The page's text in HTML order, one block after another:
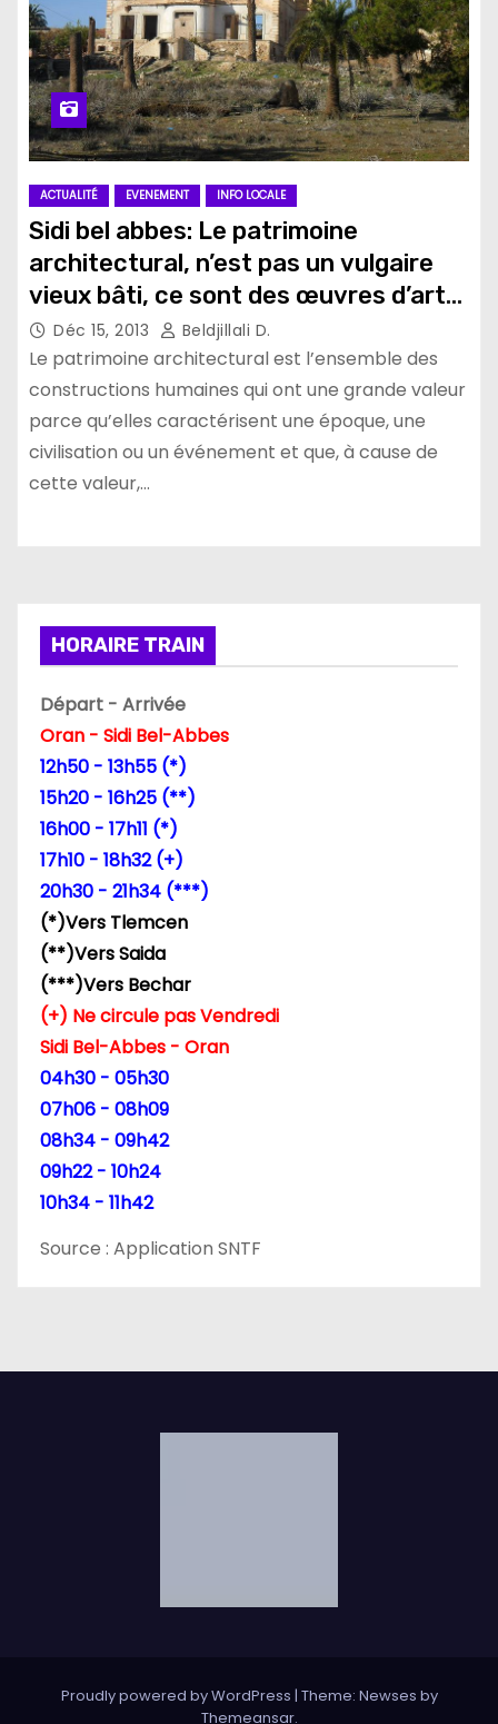
ACTUALITÉ EVENEMENT INFO LOCALE
Sidi bel abbes: Le patrimoine
architectural, n’est pas un vulgaire
vieux bâti, ce sont des œuvres d’art
en peril
Déc 15, 2013 Beldjillali D.
Le patrimoine architectural est l’ensemble des
constructions humaines qui ont une grande valeur
parce qu’elles caractérisent une époque, une
civilisation ou un événement et que, à cause de
cette valeur,…
HORAIRE TRAIN
Départ - Arrivée
Oran - Sidi Bel-Abbes
12h50 - 13h55 (*)
15h20 - 16h25 (**)
16h00 - 17h11 (*)
17h10 - 18h32 (+)
20h30 - 21h34 (***)
(*)Vers Tlemcen
(**)Vers Saida
(***)Vers Bechar
(+) Ne circule pas Vendredi
Sidi Bel-Abbes - Oran
04h30 - 05h30
07h06 - 08h09
08h34 - 09h42
09h22 - 10h24
10h34 - 11h42
Source : Application SNTF
Proudly powered by WordPress | Theme: Newses by
Themeansar.